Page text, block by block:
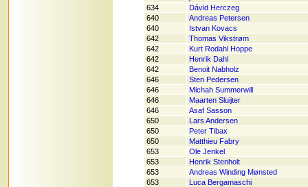
634
Dávid Herczeg
640
Andreas Petersen
640
Istvan Kovacs
642
Thomas Vikstrøm
642
Kurt Rodahl Hoppe
642
Henrik Dahl
642
Benoit Nabholz
646
Sten Pedersen
646
Michah Summerwill
646
Maarten Sluijter
646
Asaf Sasson
650
Lars Andersen
650
Peter Tibax
650
Matthieu Fabry
653
Ole Jenkel
653
Henrik Stenholt
653
Andreas Winding Mønsted
653
Luca Bergamaschi